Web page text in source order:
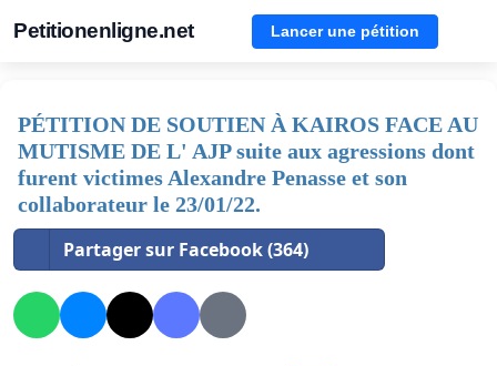
Petitionenligne.net Lancer une pétition
PÉTITION DE SOUTIEN À KAIROS FACE AU
MUTISME DE L' AJP suite aux agressions dont
furent victimes Alexandre Penasse et son
collaborateur le 23/01/22.
Partager sur Facebook (364)